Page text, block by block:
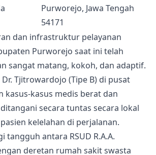
Purworejo, Jawa Tengah
54171
dan infrastruktur pelayanan
Purworejo saat ini telah
sangat matang, kokoh, dan adaptif.
Dr. Tjitrowardojo (Tipe B) di pusat
kasus-kasus medis berat dan
secara tuntas secara lokal
kelelahan di perjalanan.
tangguh antara RSUD R.A.A.
deretan rumah sakit swasta